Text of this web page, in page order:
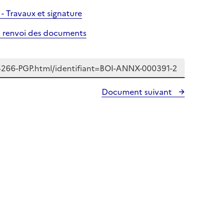
Travaux et signature
des documents
Document suivant